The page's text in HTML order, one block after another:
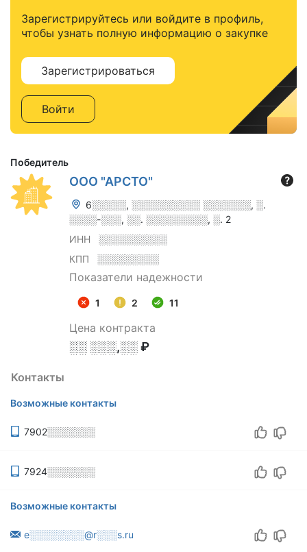
Зарегистрируйтесь или войдите в профиль,
чтобы узнать полную информацию о закупке
Зарегистрироваться
Войти
Победитель
ООО "АРСТО"
6░░░░░, ░░░░░░░░░░ ░░░░░░░, ░.
░░░░-░░░, ░░. ░░░░░░░░░, ░. 2
ИНН
░░░░░░░░░░
КПП
░░░░░░░░░
Показатели надежности
1 2 11
Цена контракта
░░ ░░░,░░ ₽
Контакты
Возможные контакты
7902░░░░░░░
7924░░░░░░░
Возможные контакты
e░░░░░░░░@r░░░s.ru